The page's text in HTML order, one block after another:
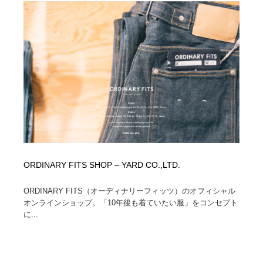
ORDINARY FITS SHOP – YARD CO.,LTD.
ORDINARY FITS（オーディナリーフィッツ）のオフィシャル
オンラインショップ。「10年後も着ていたい服」をコンセプト
に...